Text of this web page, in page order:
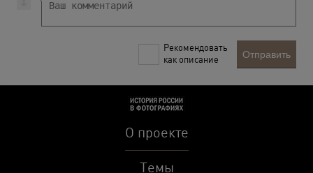
Рекомендовать
как описание
Отправить
О проекте
Темы